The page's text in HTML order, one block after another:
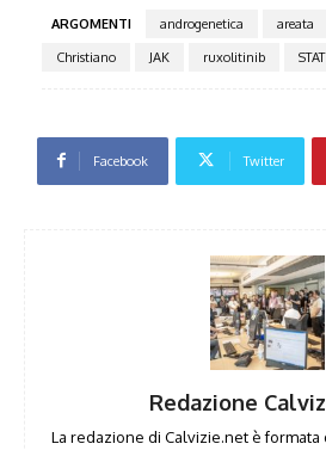
ARGOMENTI androgenetica areata
Christiano
JAK ruxolitinib STAT
Facebook Twitter
Redazione
La redazione di Calvizie.net è formata